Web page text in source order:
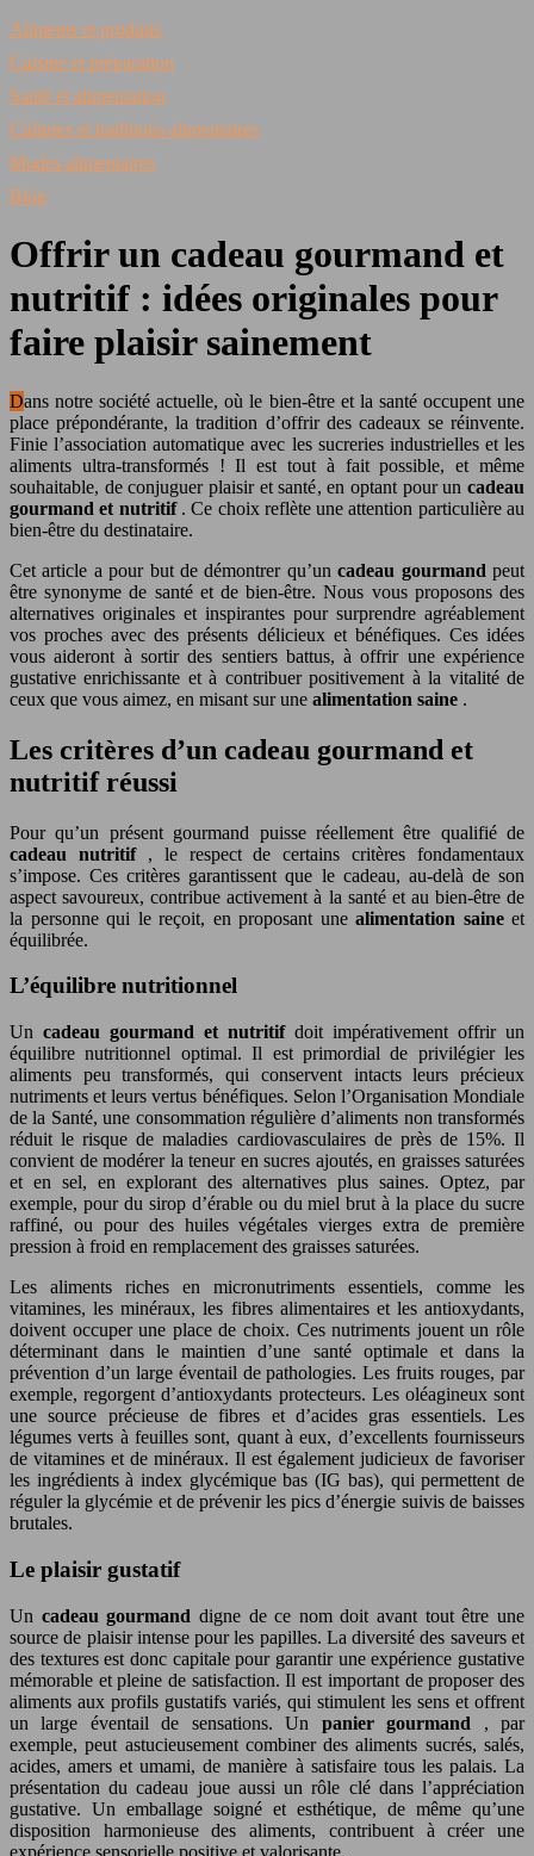
Aliments et produits
Cuisine et préparation
Santé et alimentation
Cultures et traditions alimentaires
Modes alimentaires
Blog
Offrir un cadeau gourmand et
nutritif : idées originales pour
faire plaisir sainement
Dans notre société actuelle, où le bien-être et la santé occupent une
place prépondérante, la tradition d’offrir des cadeaux se réinvente.
Finie l’association automatique avec les sucreries industrielles et les
aliments ultra-transformés ! Il est tout à fait possible, et même
souhaitable, de conjuguer plaisir et santé, en optant pour un cadeau
gourmand et nutritif . Ce choix reflète une attention particulière au
bien-être du destinataire.
Cet article a pour but de démontrer qu’uncadeau gourmandpeut
être synonyme de santé et de bien-être. Nous vous proposons des
alternatives originales et inspirantes pour surprendre agréablement
vos proches avec des présents délicieux et bénéfiques. Ces idées
vous aideront à sortir des sentiers battus, à offrir une expérience
gustative enrichissante et à contribuer positivement à la vitalité de
ceux que vous aimez, en misant sur une alimentation saine .
Les critères d’un cadeau gourmand et
nutritif réussi
Pour qu’un présent gourmand puisse réellement être qualifié de
cadeau nutritif , le respect de certains critères fondamentaux
s’impose. Ces critères garantissent que le cadeau, au-delà de son
aspect savoureux, contribue activement à la santé et au bien-être de
la personne qui le reçoit, en proposant une alimentation saine et
équilibrée.
L’équilibre nutritionnel
Un cadeau gourmand et nutritif doit impérativement offrir un
équilibre nutritionnel optimal. Il est primordial de privilégier les
aliments peu transformés, qui conservent intacts leurs précieux
nutriments et leurs vertus bénéfiques. Selon l’Organisation Mondiale
de la Santé, une consommation régulière d’aliments non transformés
réduit le risque de maladies cardiovasculaires de près de 15%. Il
convient de modérer la teneur en sucres ajoutés, en graisses saturées
et en sel, en explorant des alternatives plus saines. Optez, par
exemple, pour du sirop d’érable ou du miel brut à la place du sucre
raffiné, ou pour des huiles végétales vierges extra de première
pression à froid en remplacement des graisses saturées.
Les aliments riches en micronutriments essentiels, comme les
vitamines, les minéraux, les fibres alimentaires et les antioxydants,
doivent occuper une place de choix. Ces nutriments jouent un rôle
déterminant dans le maintien d’une santé optimale et dans la
prévention d’un large éventail de pathologies. Les fruits rouges, par
exemple, regorgent d’antioxydants protecteurs. Les oléagineux sont
une source précieuse de fibres et d’acides gras essentiels. Les
légumes verts à feuilles sont, quant à eux, d’excellents fournisseurs
de vitamines et de minéraux. Il est également judicieux de favoriser
les ingrédients à index glycémique bas (IG bas), qui permettent de
réguler la glycémie et de prévenir les pics d’énergie suivis de baisses
brutales.
Le plaisir gustatif
Un cadeau gourmand digne de ce nom doit avant tout être une
source de plaisir intense pour les papilles. La diversité des saveurs et
des textures est donc capitale pour garantir une expérience gustative
mémorable et pleine de satisfaction. Il est important de proposer des
aliments aux profils gustatifs variés, qui stimulent les sens et offrent
un large éventail de sensations. Un panier gourmand , par
exemple, peut astucieusement combiner des aliments sucrés, salés,
acides, amers et umami, de manière à satisfaire tous les palais. La
présentation du cadeau joue aussi un rôle clé dans l’appréciation
gustative. Un emballage soigné et esthétique, de même qu’une
disposition harmonieuse des aliments, contribuent à créer une
expérience sensorielle positive et valorisante.